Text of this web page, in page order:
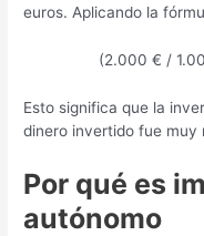
euros. Aplicando la
(2.000 € /
Esto significa que la
dinero invertido fue muy
Por qué es
autónomo